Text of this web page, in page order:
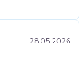
28.05.2026